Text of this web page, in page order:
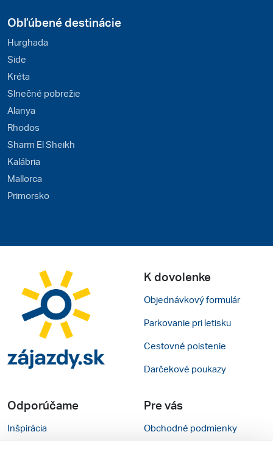
Obľúbené destinácie
Hurghada
Side
Kréta
Slnečné pobrežie
Alanya
Rhodos
Sharm El Sheikh
Kalábria
Mallorca
Primorsko
K dovolenke
Objednávkový formulár
Parkovanie pri letisku
Cestovné poistenie
Darčekové poukazy
Odporúčame
Inšpirácia
Pre vás
Obchodné podmienky